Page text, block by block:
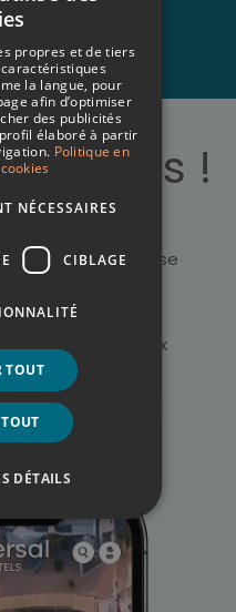
nous
!
ce qui se passe
sur les réseaux
ITALIAN
FRENCH
GERMAN
propres et de tiers
la langue, pour
afin d’optimiser
des publicités
élaboré à partir
Politique en
NÉCESSAIRES
CIBLAGE
TOUT
DÉTAILS